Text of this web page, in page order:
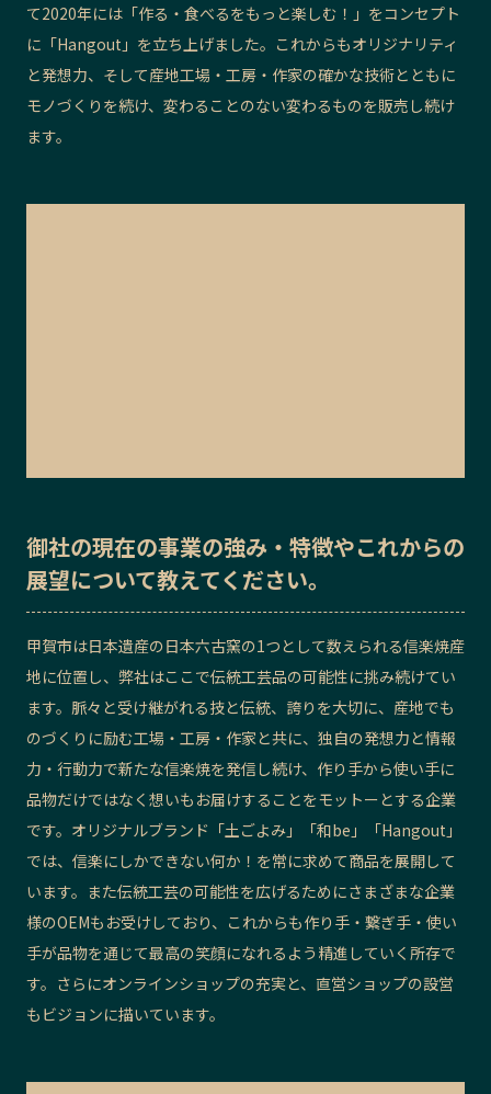
て2020年には「作る・食べるをもっと楽しむ！」をコンセプト
に「Hangout」を立ち上げました。これからもオリジナリティ
と発想力、そして産地工場・工房・作家の確かな技術とともに
モノづくりを続け、変わることのない変わるものを販売し続け
ます。
御社の現在の事業の強み・特徴やこれからの
展望について教えてください。
甲賀市は日本遺産の日本六古窯の1つとして数えられる信楽焼産
地に位置し、弊社はここで伝統工芸品の可能性に挑み続けてい
ます。脈々と受け継がれる技と伝統、誇りを大切に、産地でも
のづくりに励む工場・工房・作家と共に、独自の発想力と情報
力・行動力で新たな信楽焼を発信し続け、作り手から使い手に
品物だけではなく想いもお届けすることをモットーとする企業
です。オリジナルブランド「土ごよみ」「和be」「Hangout」
では、信楽にしかできない何か！を常に求めて商品を展開して
います。また伝統工芸の可能性を広げるためにさまざまな企業
様のOEMもお受けしており、これからも作り手・繋ぎ手・使い
手が品物を通じて最高の笑顔になれるよう精進していく所存で
す。さらにオンラインショップの充実と、直営ショップの設営
もビジョンに描いています。